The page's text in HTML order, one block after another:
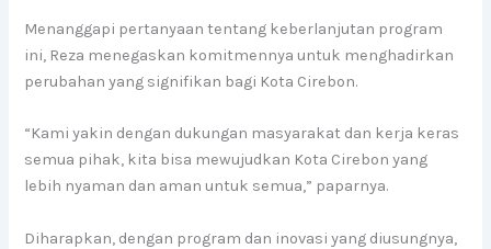
Menanggapi pertanyaan tentang keberlanjutan program
ini, Reza menegaskan komitmennya untuk menghadirkan
perubahan yang signifikan bagi Kota Cirebon.
“Kami yakin dengan dukungan masyarakat dan kerja keras
semua pihak, kita bisa mewujudkan Kota Cirebon yang
lebih nyaman dan aman untuk semua,” paparnya.
Diharapkan, dengan program dan inovasi yang diusungnya,